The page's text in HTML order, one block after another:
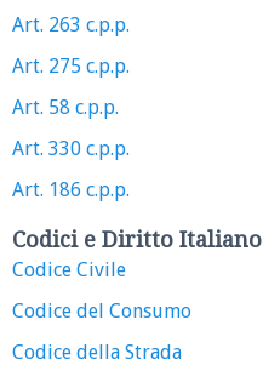
Art. 263 c.p.p.
Art. 275 c.p.p.
Art. 58 c.p.p.
Art. 330 c.p.p.
Art. 186 c.p.p.
Codici e Diritto Italiano
Codice Civile
Codice del Consumo
Codice della Strada